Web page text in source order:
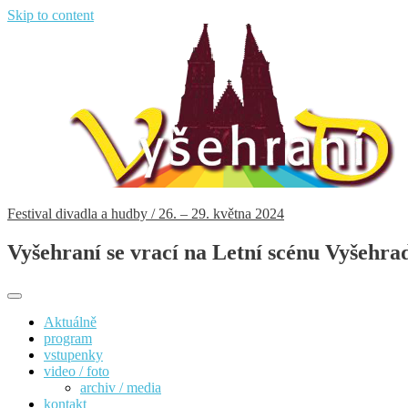
Skip to content
Festival divadla a hudby / 26. – 29. května 2024
Vyšehraní se vrací na Letní scénu
Aktuálně
program
vstupenky
video / foto
archiv / media
kontakt